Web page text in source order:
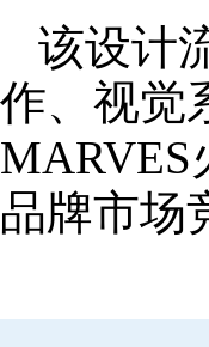
该设计
作、视觉
品牌市场